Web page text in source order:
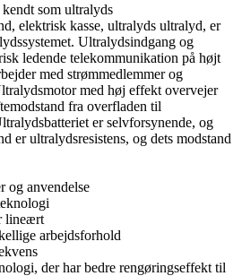
som ultralyds
elektrisk kasse, ultralyds ultralyd, er
Ultralydsindgang og
ledende telekommunikation på højt
med strømmedlemmer og
med høj effekt overvejer
fra overfladen til
er selvforsynende, og
er ultralydsresistens, og dets modstand
og anvendelse
lineært
arbejdsforhold
der har bedre rengøringseffekt til